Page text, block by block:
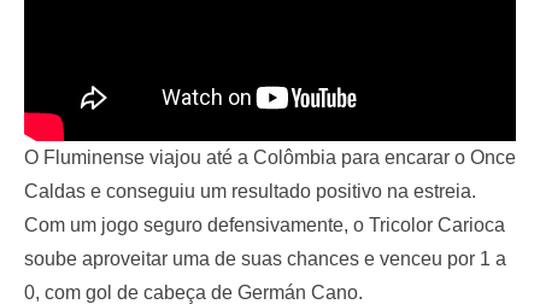
O Fluminense viajou até a Colômbia para encarar o Once
Caldas e conseguiu um resultado positivo na estreia.
Com um jogo seguro defensivamente, o Tricolor Carioca
soube aproveitar uma de suas chances e venceu por 1 a
0, com gol de cabeça de Germán Cano.